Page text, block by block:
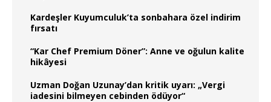
Kardeşler Kuyumculuk’ta sonbahara özel indirim
fırsatı
“Kar Chef Premium Döner”: Anne ve oğulun kalite
hikâyesi
Uzman Doğan Uzunay’dan kritik uyarı: „Vergi
iadesini bilmeyen cebinden ödüyor“